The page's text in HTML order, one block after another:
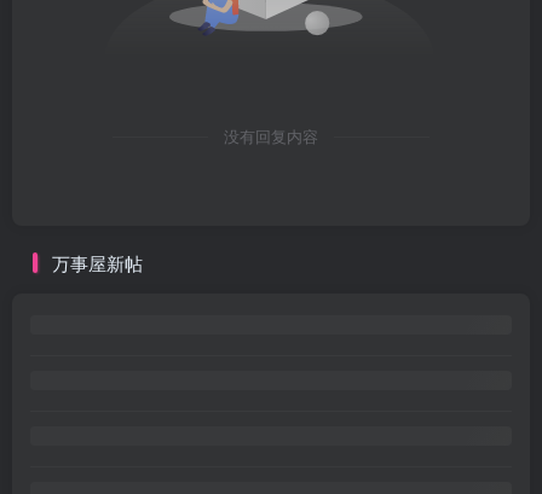
没有回复内容
万事屋新帖